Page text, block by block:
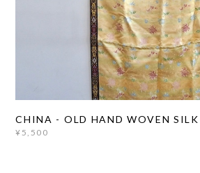
CHINA - OLD HAND WOVEN SILK
¥5,500